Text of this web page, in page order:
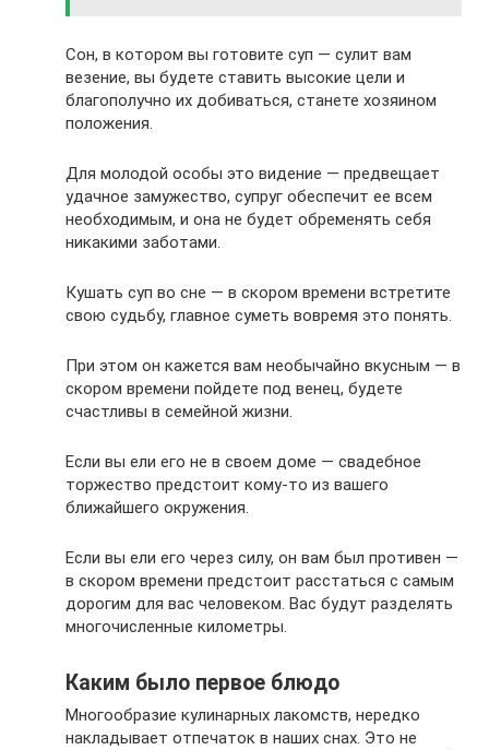
Сон, в котором вы готовите суп — сулит вам
везение, вы будете ставить высокие цели и
благополучно их добиваться, станете хозяином
положения.
Для молодой особы это видение — предвещает
удачное замужество, супруг обеспечит ее всем
необходимым, и она не будет обременять себя
никакими заботами.
Кушать суп во сне — в скором времени встретите
свою судьбу, главное суметь вовремя это понять.
При этом он кажется вам необычайно вкусным — в
скором времени пойдете под венец, будете
счастливы в семейной жизни.
Если вы ели его не в своем доме — свадебное
торжество предстоит кому-то из вашего
ближайшего окружения.
Если вы ели его через силу, он вам был противен —
в скором времени предстоит расстаться с самым
дорогим для вас человеком. Вас будут разделять
многочисленные километры.
Каким было первое блюдо
Многообразие кулинарных лакомств, нередко
накладывает отпечаток в наших снах. Это не